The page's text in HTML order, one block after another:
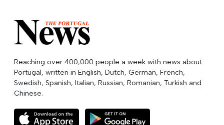
Reaching over 400,000 people a week with news about
Portugal, written in English, Dutch, German, French,
Swedish, Spanish, Italian, Russian, Romanian, Turkish and
Chinese.